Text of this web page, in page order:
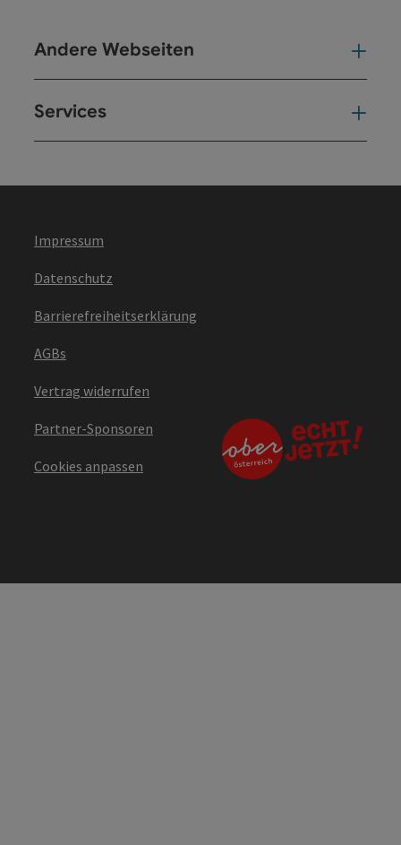
Andere Webseiten
Services
Impressum
Datenschutz
Barrierefreiheitserklärung
AGBs
Vertrag widerrufen
Partner-Sponsoren
Cookies anpassen